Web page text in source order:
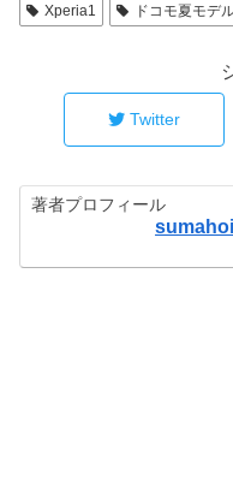
Xperia1 ドコモ夏モデ
Twitter
著者プロフィール